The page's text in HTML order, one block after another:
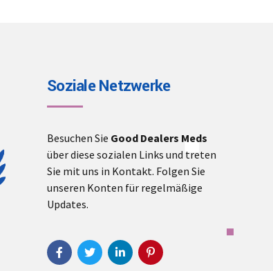
Soziale Netzwerke
Besuchen Sie Good Dealers Meds
über diese sozialen Links und treten
Sie mit uns in Kontakt. Folgen Sie
unseren Konten für regelmäßige
Updates.